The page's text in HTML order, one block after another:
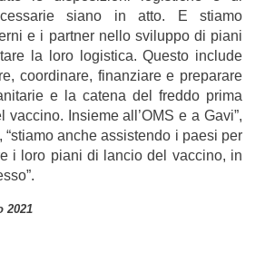
siano in atto. E stiamo
e i partner nello sviluppo di piani
la loro logistica. Questo include
coordinare, finanziare e preparare
e la catena del freddo prima
Insieme all’OMS e a Gavi”,
“stiamo anche assistendo i paesi per
i loro piani di lancio del vaccino, in
2021